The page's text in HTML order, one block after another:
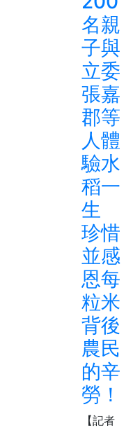
名親
子與
立委
張嘉
郡等
人體
驗水
稻一
生
珍惜
並感
恩每
粒米
背後
農民
的辛
勞！
【記者